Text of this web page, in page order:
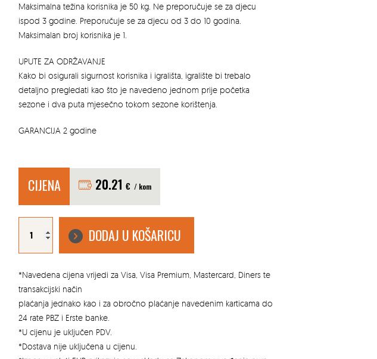
Maksimalna težina korisnika je 50 kg. Ne preporučuje se za djecu
ispod 3 godine. Preporučuje se za djecu od 3 do 10 godina.
Maksimalan broj korisnika je 1.
UPUTE ZA ODRŽAVANJE
Kako bi osigurali sigurnost korisnika i igrališta, igralište bi trebalo
detaljno pregledati kao što je navedeno jednom prije početka
sezone i dva puta mjesečno tokom sezone korištenja.
GARANCIJA 2 godine
CIJENA 20.21 € / kom
LJULJAČKA
DJECU
JUNGLE
KIT
DODAJ U KOŠARICU
*Navedena cijena vrijedi za Visa, Visa Premium, Mastercard, Diners te
transakcijski način
plaćanja jednako kao i za obročno plaćanje navedenim karticama do
24 rate PBZ i Erste banke.
*U cijenu je uključen PDV.
*Dostava nije uključena u cijenu.